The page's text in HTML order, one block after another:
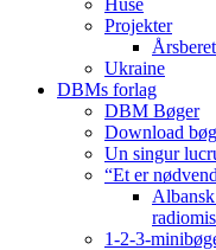
Huse
Projekter
Ukraine
DBMs forlag
DBM Bøger
Download
Un singur
“Et er
1-2-3-